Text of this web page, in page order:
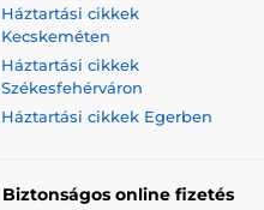
Háztartási cikkek
Kecskeméten
Háztartási cikkek
Székesfehérváron
Háztartási cikkek Egerben
Biztonságos online fizetés